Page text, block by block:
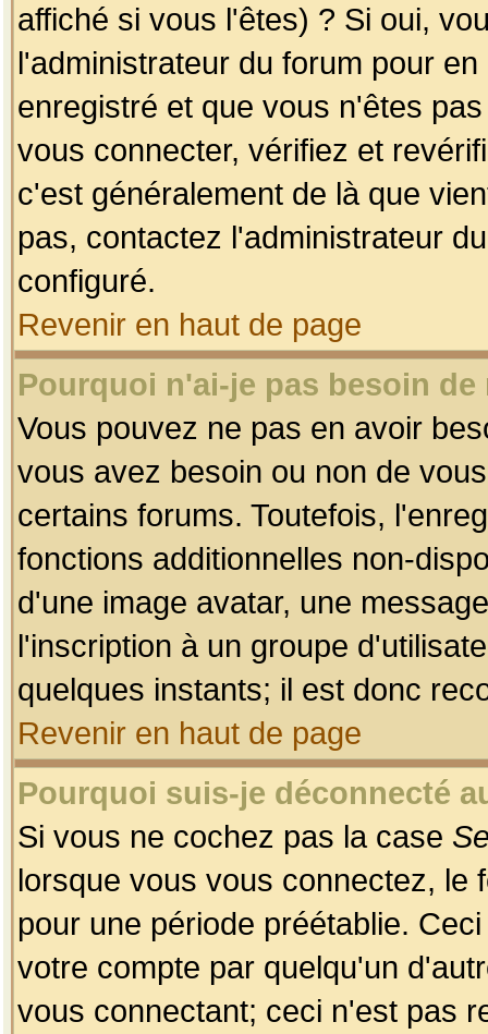
affiché si vous l'êtes) ? Si oui,
l'administrateur du forum pour
enregistré et que vous n'êtes
vous connecter, vérifiez et
c'est généralement de là que
pas, contactez l'administrateur
configuré.
Revenir en haut de page
Pourquoi n'ai-je pas besoin
Vous pouvez ne pas en avoir
vous avez besoin ou non de
certains forums. Toutefois,
fonctions additionnelles non-
d'une image avatar, une
l'inscription à un groupe
quelques instants; il est donc
Revenir en haut de page
Pourquoi suis-je déconnecté
Si vous ne cochez pas la case
lorsque vous vous connectez, le
pour une période préétablie.
votre compte par quelqu'un
vous connectant; ceci n'est pas